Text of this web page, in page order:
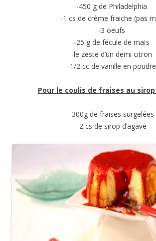
-450 g de Philadelphia
-1 cs de crème fraiche (pas
-3 oeufs
-25 g de fécule de maïs
-le zeste d’un demi citron
-1/2 cc de vanille en poudre
Pour le coulis de fraises au sirop
-300g de fraises surgelées
-2 cs de sirop d’agave